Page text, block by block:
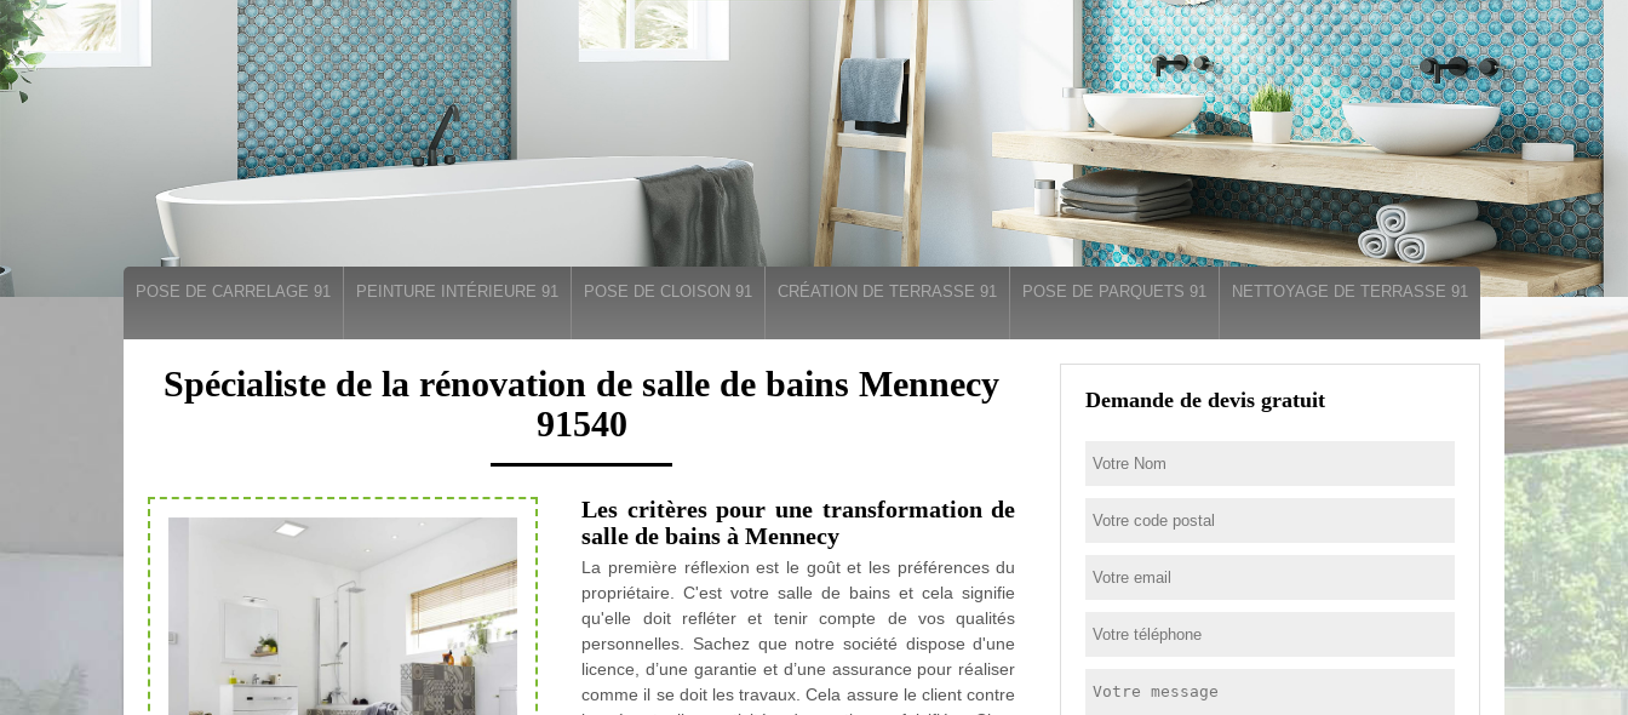
POSE DE CARRELAGE 91 PEINTURE INTÉRIEURE 91 POSE DE CLOISON 91 CRÉATION DE TERRASSE 91 POSE DE PARQUETS 91 NETTOYAGE DE TERRASSE 91
Spécialiste de la rénovation de salle de bains Mennecy
91540
Les critères pour une transformation de
salle de bains à Mennecy
La première réflexion est le goût et les préférences du
propriétaire. C'est votre salle de bains et cela signifie
qu'elle doit refléter et tenir compte de vos qualités
personnelles. Sachez que notre société dispose d'une
licence, d’une garantie et d’une assurance pour réaliser
comme il se doit les travaux. Cela assure le client contre
Demande de devis gratuit